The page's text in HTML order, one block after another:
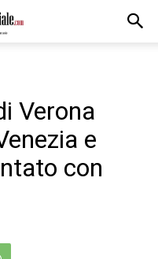
Verona
e
con